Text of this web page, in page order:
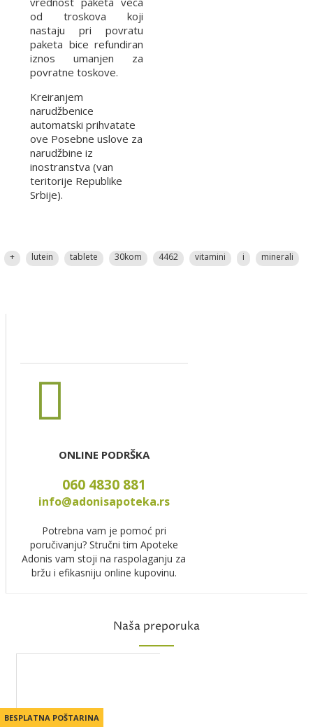
od troskova koji
nastaju pri povratu
paketa bice refundiran
iznos umanjen za
povratne toskove.
Kreiranjem
narudžbenice
automatski prihvatate
ove Posebne uslove za
narudžbine iz
inostranstva (van
teritorije Republike
Srbije).
+ lutein tablete 30kom 4462 vitamini i minerali
ONLINE PODRŠKA
060 4830 881
info@adonisapoteka.rs
Potrebna vam je pomoć pri
poručivanju? Stručni tim Apoteke
Adonis vam stoji na raspolaganju za
bržu i efikasniju online kupovinu.
Naša preporuka
BESPLATNA POŠTARINA
BESPLATNA POŠTARINA